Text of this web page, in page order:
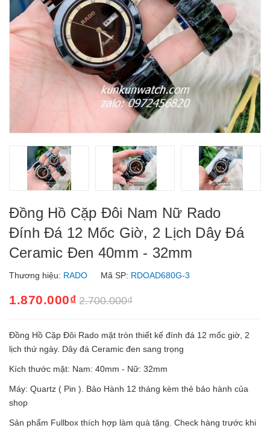
Đồng Hồ Cặp Đôi Nam Nữ Rado
Đính Đá 12 Mốc Giờ, 2 Lịch Dây Đá
Ceramic Đen 40mm - 32mm
Thương hiệu: RADO Mã SP: RDOAD680G-3
1.870.000₫ 2.700.000₫
Đồng Hồ Cặp Đôi Rado mặt tròn thiết kế đính đá 12 mốc giờ, 2
lịch thứ ngày. Dây đá Ceramic đen sang trọng
Kích thước mặt: Nam: 40mm - Nữ: 32mm
Máy: Quartz ( Pin ). Bảo Hành 12 tháng kèm thẻ bảo hành của
shop
Sản phẩm Fullbox thích hợp làm quà tặng. Check hàng trước khi